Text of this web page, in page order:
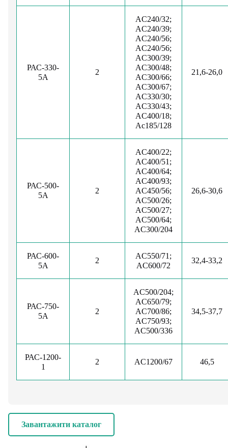
РАС-330-
5А
2
AC240/32;
AC240/39;
AC240/56;
AC240/56;
AC300/39;
AC300/48;
AC300/66;
AC300/67;
AC330/30;
AC330/43;
AC400/18;
Ac185/128
21,6-26,0
РАС-500-
5А
2
AC400/22;
AC400/51;
AC400/64;
AC400/93;
AC450/56;
AC500/26;
AC500/27;
AC500/64;
AC300/204
26,6-30,6
РАС-600-
5А
2
AC550/71;
AC600/72
32,4-33,2
РАС-750-
5А
2
AC500/204;
AC650/79;
AC700/86;
AC750/93;
AC500/336
34,5-37,7
РАС-1200-
1
2 AC1200/67 46,5
Завантажити каталог